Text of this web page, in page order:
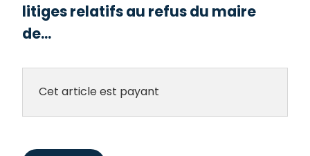
litiges relatifs au refus du maire
de...
Cet article est payant